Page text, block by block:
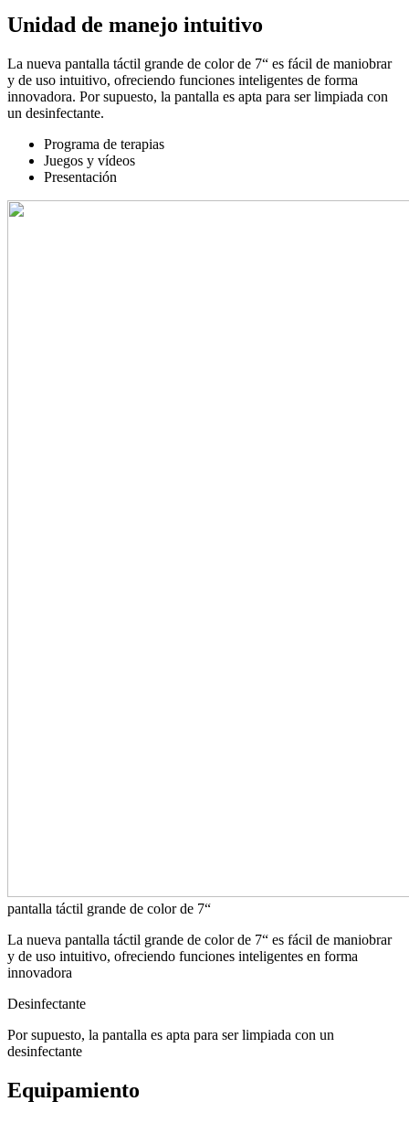
Unidad de manejo intuitivo
La nueva pantalla táctil grande de color de 7“ es fácil de maniobrar
y de uso intuitivo, ofreciendo funciones inteligentes de forma
innovadora. Por supuesto, la pantalla es apta para ser limpiada con
un desinfectante.
Programa de terapias
Juegos y vídeos
Presentación
pantalla táctil grande de color de 7“
La nueva pantalla táctil grande de color de 7“ es fácil de maniobrar
y de uso intuitivo, ofreciendo funciones inteligentes en forma
innovadora
Desinfectante
Por supuesto, la pantalla es apta para ser limpiada con un
desinfectante
Equipamiento